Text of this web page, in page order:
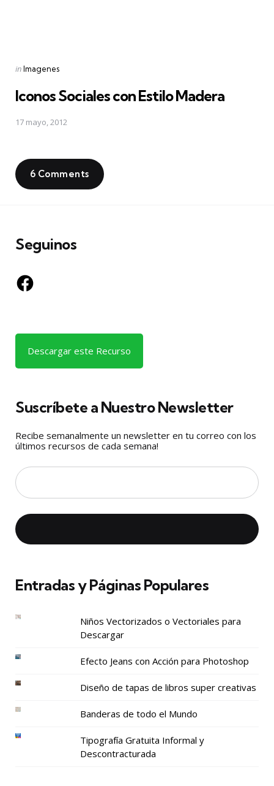
Posted
inImagenes
Iconos Sociales con Estilo Madera
17 mayo, 2012
6 Comments
Seguinos
Facebook
Descargar este Recurso
Suscríbete a Nuestro Newsletter
Recibe semanalmente un newsletter en tu correo con los
últimos recursos de cada semana!
Entradas y Páginas Populares
Niños Vectorizados o Vectoriales para
Descargar
Efecto Jeans con Acción para Photoshop
Diseño de tapas de libros super creativas
Banderas de todo el Mundo
Tipografía Gratuita Informal y
Descontracturada